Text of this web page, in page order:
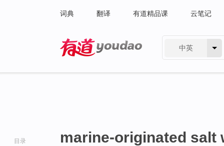
词典 翻译 有道精品课 云笔记
中英
目录 marine-originated salt